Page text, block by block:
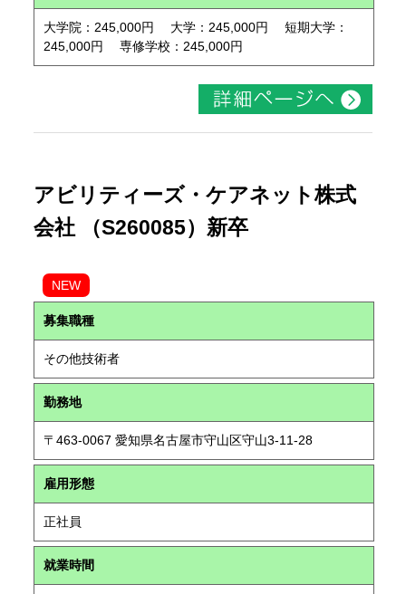
大学院：245,000円 大学：245,000円 短期大学：
245,000円 専修学校：245,000円
アビリティーズ・ケアネット株式
会社 （S260085）新卒
NEW
募集職種
その他技術者
勤務地
〒463-0067 愛知県名古屋市守山区守山3-11-28
雇用形態
正社員
就業時間